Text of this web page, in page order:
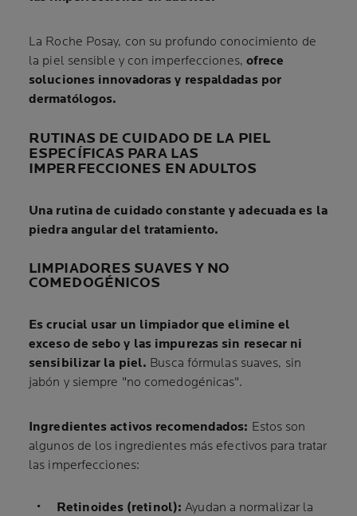
La Roche Posay, con su profundo conocimiento de
la piel sensible y con imperfecciones, ofrece
soluciones innovadoras y respaldadas por
dermatólogos.
RUTINAS DE CUIDADO DE LA PIEL
ESPECÍFICAS PARA LAS
IMPERFECCIONES EN ADULTOS
Una rutina de cuidado constante y adecuada es la
piedra angular del tratamiento.
LIMPIADORES SUAVES Y NO
COMEDOGÉNICOS
Es crucial usar un limpiador que elimine el
exceso de sebo y las impurezas sin resecar ni
sensibilizar la piel. Busca fórmulas suaves, sin
jabón y siempre "no comedogénicas".
Ingredientes activos recomendados: Estos son
algunos de los ingredientes más efectivos para tratar
las imperfecciones:
Retinoides (retinol): Ayudan a normalizar la